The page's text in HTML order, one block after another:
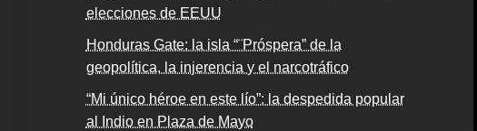
elecciones de EEUU
Honduras Gate: la isla “¨Próspera” de la
geopolítica, la injerencia y el narcotráfico
“Mi único héroe en este lío”: la despedida popular
al Indio en Plaza de Mayo